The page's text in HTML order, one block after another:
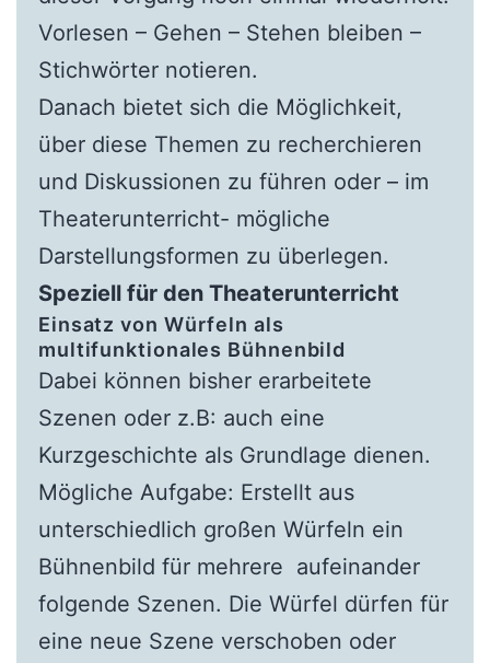
Vorlesen – Gehen – Stehen bleiben –
Stichwörter notieren.
Danach bietet sich die Möglichkeit,
über diese Themen zu recherchieren
und Diskussionen zu führen oder – im
Theaterunterricht- mögliche
Darstellungsformen zu überlegen.
Speziell für den Theaterunterricht
Einsatz von Würfeln als
multifunktionales Bühnenbild
Dabei können bisher erarbeitete
Szenen oder z.B: auch eine
Kurzgeschichte als Grundlage dienen.
Mögliche Aufgabe: Erstellt aus
unterschiedlich großen Würfeln ein
Bühnenbild für mehrere aufeinander
folgende Szenen. Die Würfel dürfen für
eine neue Szene verschoben oder